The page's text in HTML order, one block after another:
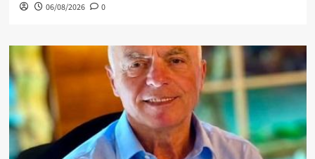
06/08/2026 0